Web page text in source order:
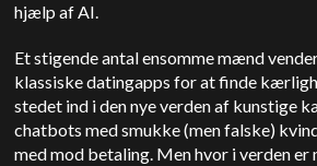
hjælp af AI.
Et stigende antal ensomme mænd
klassiske datingapps for at finde
stedet ind i den nye verden af kunstige
chatbots med smukke (men falske)
med mod betaling. Men hvor i verden er